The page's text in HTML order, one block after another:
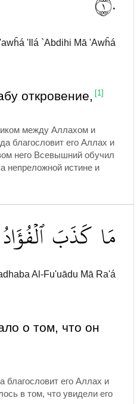
'Ilá `Abdihi Mā 'Awĥá
откровение, [1]
между Аллахом и
благословит его Аллах и
него Всевышний обучил
непреложной истине и
مَا كَذَبَ ٱلۡفُؤَادُ
Al-Fu'uādu Mā Ra'á
о том, что он
его Аллах и
в том, что увидели его